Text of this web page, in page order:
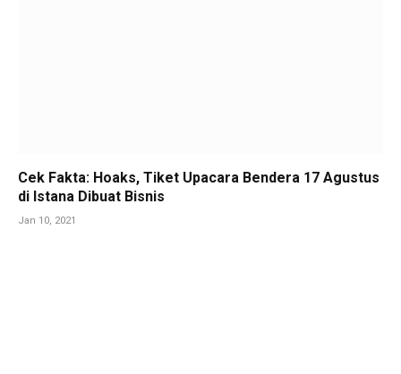
Cek Fakta: Hoaks, Tiket Upacara Bendera 17 Agustus
di Istana Dibuat Bisnis
Jan 10, 2021